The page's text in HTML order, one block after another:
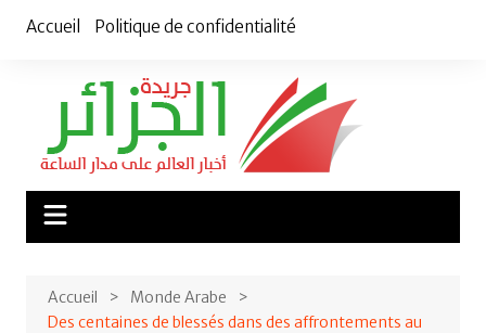
Accueil Politique de confidentialité
Accueil
Monde Arabe
Des centaines de blessés dans des affrontements au